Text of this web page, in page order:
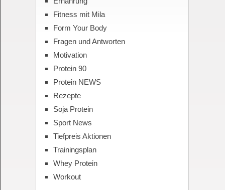
Fitness mit Mila
Form Your Body
Fragen und Antworten
Motivation
Protein 90
Protein NEWS
Rezepte
Soja Protein
Sport News
Tiefpreis Aktionen
Trainingsplan
Whey Protein
Workout